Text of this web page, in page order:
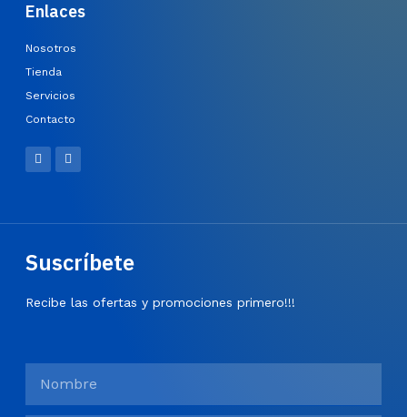
Enlaces
Nosotros
Tienda
Servicios
Contacto
Suscríbete
Recibe las ofertas y promociones primero!!!